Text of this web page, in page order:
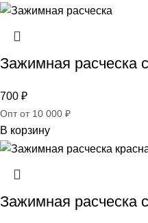
Зажимная расческа
700 ₽
Опт от 10 000 ₽
В корзину
Зажимная расческа